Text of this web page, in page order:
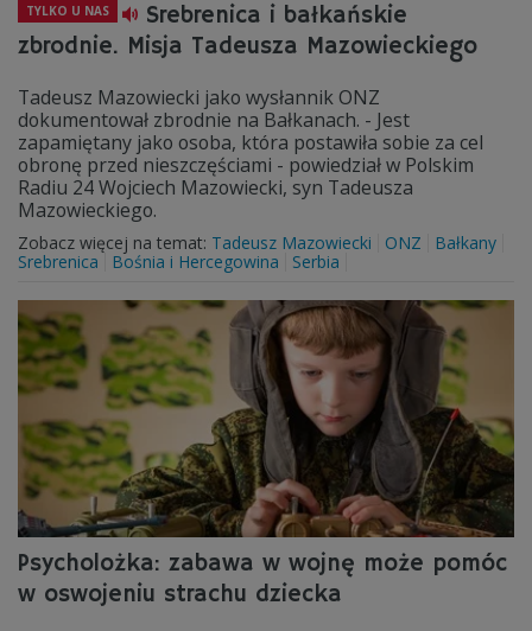
TYLKO U NAS
Srebrenica i bałkańskie
zbrodnie. Misja Tadeusza Mazowieckiego
Tadeusz Mazowiecki jako wysłannik ONZ
dokumentował zbrodnie na Bałkanach. - Jest
zapamiętany jako osoba, która postawiła sobie za cel
obronę przed nieszczęściami - powiedział w Polskim
Radiu 24 Wojciech Mazowiecki, syn Tadeusza
Mazowieckiego.
Zobacz więcej na temat: Tadeusz Mazowiecki ONZ
Bałkany
Srebrenica
Bośnia i Hercegowina Serbia
Psycholożka: zabawa w wojnę może pomóc
w oswojeniu strachu dziecka